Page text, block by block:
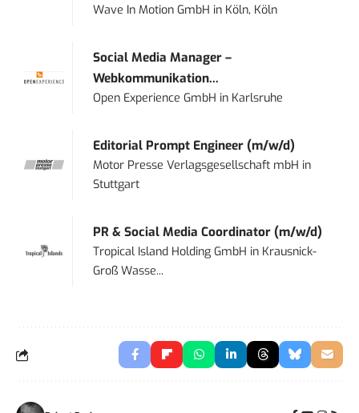
Wave In Motion GmbH in Köln, Köln
Social Media Manager –
Webkommunikation...
Open Experience GmbH in Karlsruhe
Editorial Prompt Engineer (m/w/d)
Motor Presse Verlagsgesellschaft mbH in
Stuttgart
PR & Social Media Coordinator (m/w/d)
Tropical Island Holding GmbH in Krausnick-
Groß Wasse...